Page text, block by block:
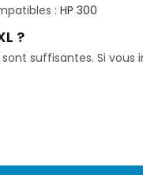
: HP 300
?
suffisantes. Si